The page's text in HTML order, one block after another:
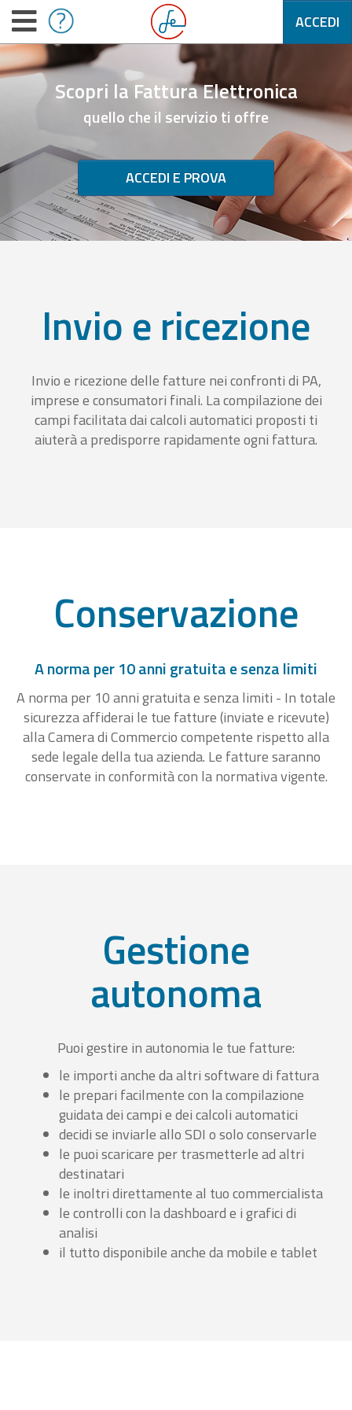
ACCEDI
Scopri la Fattura Elettronica
quello che il servizio ti offre
ACCEDI E PROVA
Invio e ricezione
Invio e ricezione delle fatture nei confronti di PA,
imprese e consumatori finali. La compilazione dei
campi facilitata dai calcoli automatici proposti ti
aiuterà a predisporre rapidamente ogni fattura.
Conservazione
A norma per 10 anni gratuita e senza limiti
A norma per 10 anni gratuita e senza limiti - In totale
sicurezza affiderai le tue fatture (inviate e ricevute)
alla Camera di Commercio competente rispetto alla
sede legale della tua azienda. Le fatture saranno
conservate in conformità con la normativa vigente.
Gestione
autonoma
Puoi gestire in autonomia le tue fatture:
le importi anche da altri software di fattura
le prepari facilmente con la compilazione
guidata dei campi e dei calcoli automatici
decidi se inviarle allo SDI o solo conservarle
le puoi scaricare per trasmetterle ad altri
destinatari
le inoltri direttamente al tuo commercialista
le controlli con la dashboard e i grafici di
analisi
il tutto disponibile anche da mobile e tablet